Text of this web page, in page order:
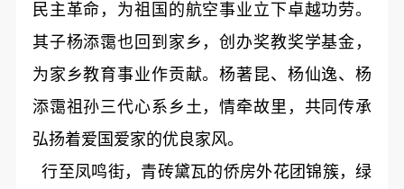
民主革命，为祖国的航空事业立下卓越功劳。
其子杨添霭也回到家乡，创办奖教奖学基金，
为家乡教育事业作贡献。杨著昆、杨仙逸、杨
添霭祖孙三代心系乡土，情牵故里，共同传承
弘扬着爱国爱家的优良家风。
行至凤鸣街，青砖黛瓦的侨房外花团锦簇，绿